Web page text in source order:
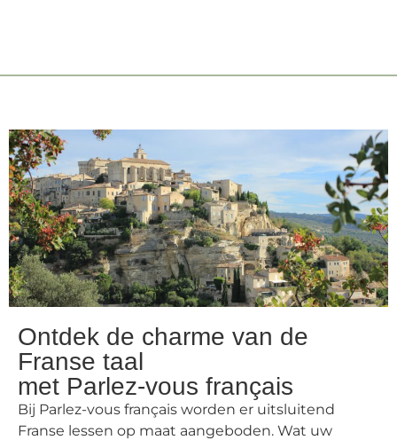
Ontdek de charme van de
Franse taal
met Parlez-vous français
Bij Parlez-vous français worden er uitsluitend
Franse lessen op maat aangeboden. Wat uw